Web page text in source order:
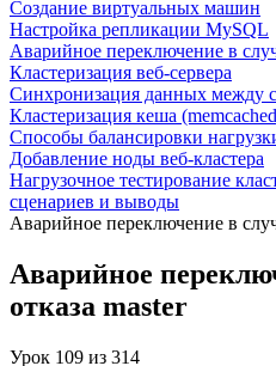
Создание виртуальных машин
Настройка репликации MySQL
Аварийное переключение в
Кластеризация веб-сервера
Синхронизация данных между
Кластеризация кеша
Способы балансировки
Добавление ноды веб-кластера
Нагрузочное тестирование
сценариев и выводы
Аварийное переключение в
Аварийное
отказа master
Урок 109 из 314